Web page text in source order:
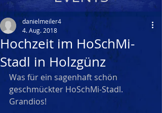
Hochzeit im HoSchMi-
Stadl in Holzgünz
danielmeiler4
4. Aug. 2018
Was für ein sagenhaft schön
geschmückter HoSchMi-Stadl.
Grandios!